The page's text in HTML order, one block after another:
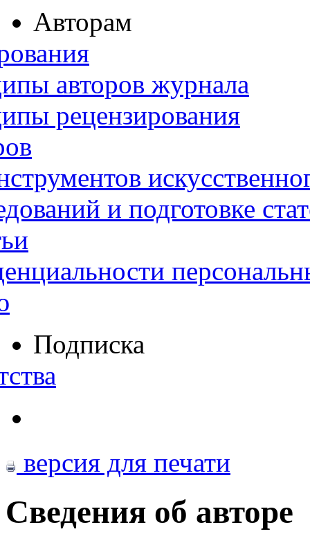
Авторам
авторов журнала
рецензирования
и подготовке
Подписка
версия для печати
Сведения об авторе